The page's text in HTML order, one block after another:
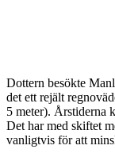
Dottern besökte
det ett rejält
5 meter). Årstiderna
Det har med skiftet
vanligtvis för att